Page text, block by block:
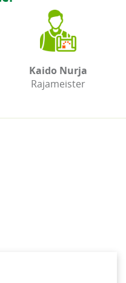
Kaido Nurja
Rajameister